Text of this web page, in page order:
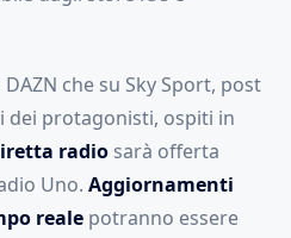
che su Sky Sport, post
dei protagonisti, ospiti in
radio sarà offerta
Uno. Aggiornamenti
reale potranno essere